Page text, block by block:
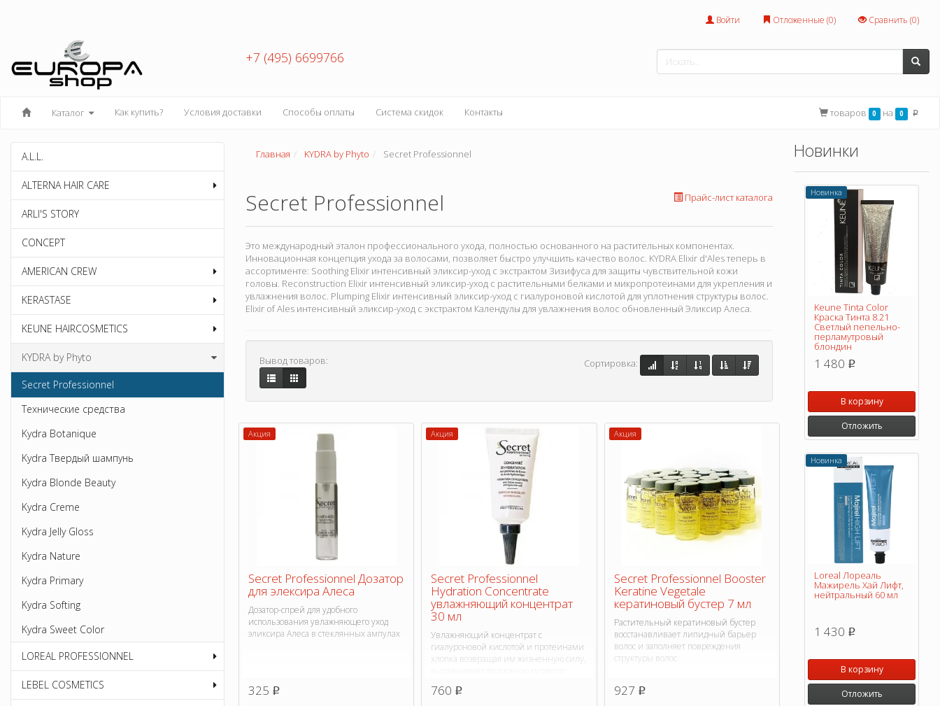
Войти Отложенные (0) Сравнить (0)
+7 (495) 6699766
Каталог Как купить? Условия доставки Способы оплаты Система скидок Контакты товаров 0 на 0 p
A.L.L.
ALTERNA HAIR CARE
ARLI'S STORY
CONCEPT
AMERICAN CREW
KERASTASE
KEUNE HAIRCOSMETICS
KYDRA by Phyto
Secret Professionnel
Технические средства
Kydra Botanique
Kydra Твердый шампунь
Kydra Blonde Beauty
Kydra Creme
Kydra Jelly Gloss
Kydra Nature
Kydra Primary
Kydra Softing
Kydra Sweet Color
LOREAL PROFESSIONNEL
LEBEL COSMETICS
Главная KYDRA by Phyto Secret Professionnel
Прайс-лист каталога
Secret Professionnel
Это международный эталон профессионального ухода, полностью основанного на растительных компонентах.
Инновационная концепция ухода за волосами, позволяет быстро улучшить качество волос. KYDRA Elixir d'Ales теперь в
ассортименте: Soothing Elixir интенсивный эликсир-уход с экстрактом Зизифуса для защиты чувствительной кожи
головы. Reconstruction Elixir интенсивный эликсир-уход с растительными белками и микропротеинами для укрепления и
увлажнения волос. Plumping Elixir интенсивный эликсир-уход с гиалуроновой кислотой для уплотнения структуры волос.
Elixir of Ales интенсивный эликсир-уход с экстрактом Календулы для увлажнения волос обновленный Эликсир Алеса.
Вывод товаров: Сортировка:
Акция
Secret Professionnel Дозатор
для элексира Алеса
Дозатор-спрей для удобного
использования увлажняющего уход
эликсира Алеса в стеклянных ампулах
325 p
Акция
Secret Professionnel
Hydration Concentrate
увлажняющий концентрат
30 мл
Увлажняющий концентрат с
гиалуроновой кислотой и протеинами
хлопка возвращая им жизненную силу,
760 p
Акция
Secret Professionnel Booster
Keratine Vegetale
кератиновый бустер 7 мл
Растительный кератиновый бустер
восстанавливает липидный барьер
волос и заполняет повреждения
структуры волос
927 p
Новинки
Новинка
Keune Tinta Color
Краска Тинта 8.21
Светлый пепельно-
перламутровый
блондин
1 480 p
В корзину
Отложить
Новинка
Loreal Лореаль
Мажирель Хай Лифт,
нейтральный 60 мл
1 430 p
В корзину
Отложить